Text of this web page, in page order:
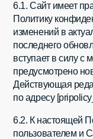
6.1. Сайт имеет
Политику
изменений в
последнего
вступает в силу с
предусмотрено
Действующая
по адресу
6.2. К настоящей
пользователем и